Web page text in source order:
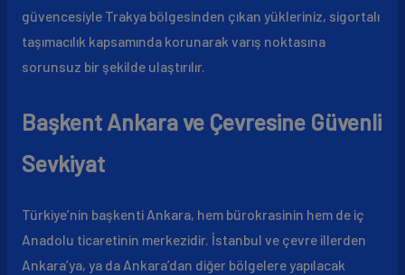
güvencesiyle Trakya bölgesinden çıkan yükleriniz, sigortalı
taşımacılık kapsamında korunarak varış noktasına
sorunsuz bir şekilde ulaştırılır.
Başkent Ankara ve Çevresine Güvenli
Sevkiyat
Türkiye’nin başkenti Ankara, hem bürokrasinin hem de iç
Anadolu ticaretinin merkezidir. İstanbul ve çevre illerden
Ankara’ya, ya da Ankara’dan diğer bölgelere yapılacak